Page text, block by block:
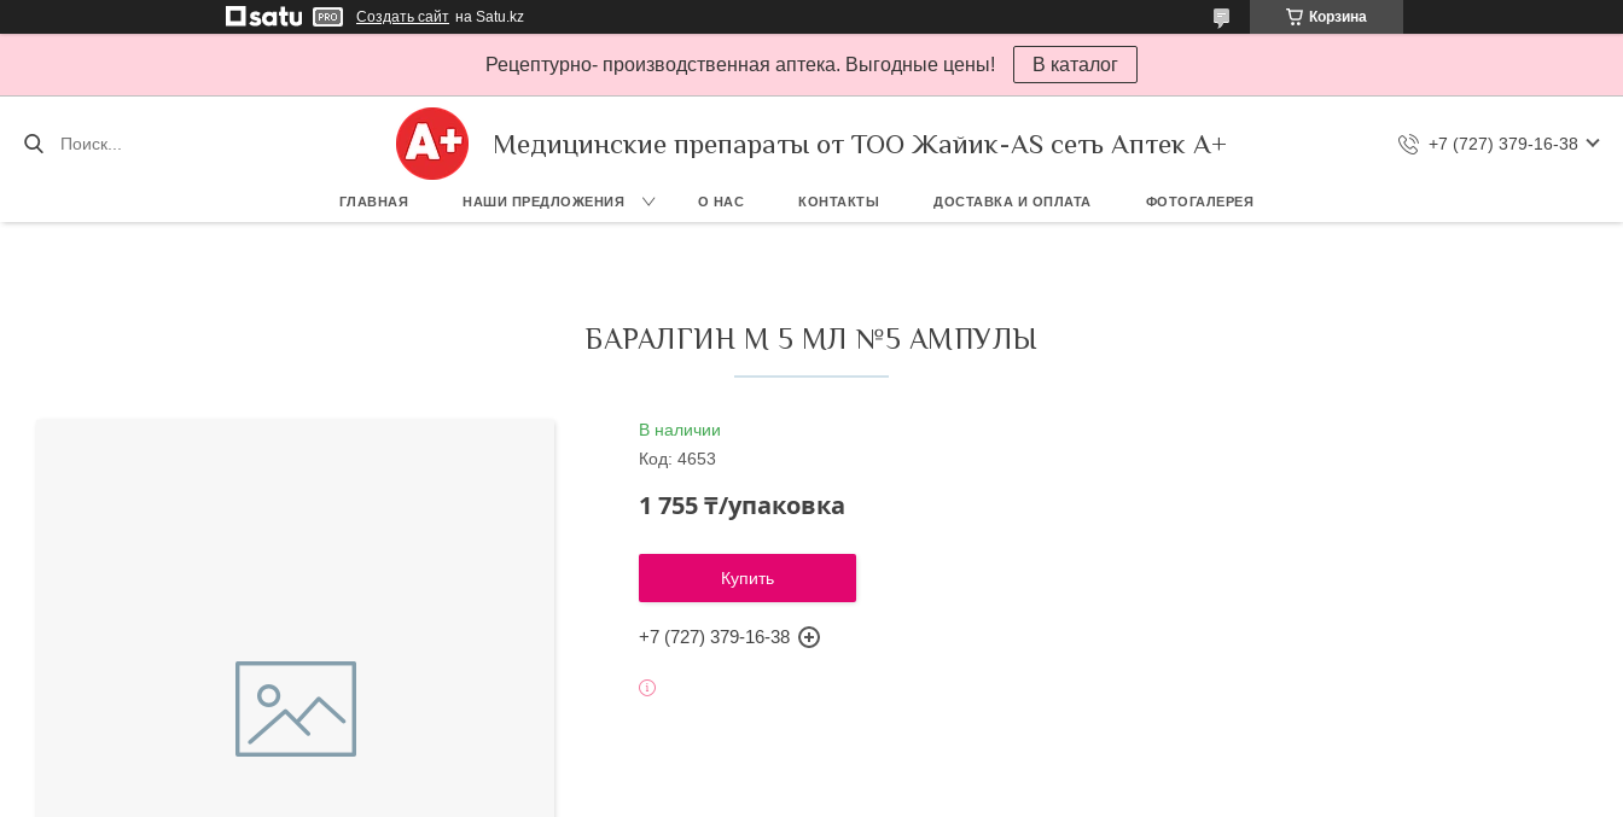
Создать сайт на Satu.kz Корзина
Рецептурно- производственная аптека. Выгодные цены! В каталог
Медицинские препараты от ТОО Жайик-AS сеть Аптек А+ +7 (727) 379-16-38
ГЛАВНАЯ НАШИ ПРЕДЛОЖЕНИЯ О НАС КОНТАКТЫ ДОСТАВКА И ОПЛАТА ФОТОГАЛЕРЕЯ
БАРАЛГИН М 5 МЛ №5 АМПУЛЫ
В наличии
Код:4653
1 755 ₸/упаковка
Купить
+7 (727) 379-16-38